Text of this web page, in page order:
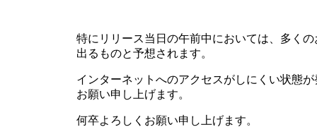
特にリリース当日の午前中においては、多く
出るものと予想されます。
インターネットへのアクセスがしにくい状態
お願い申し上げます。
何卒よろしくお願い申し上げます。